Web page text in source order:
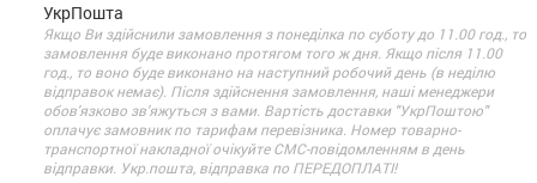
УкрПошта
Якщо Ви здійснили замовлення з понеділка по суботу до 11.00 год., то
замовлення буде виконано протягом того ж дня. Якщо після 11.00
год., то воно буде виконано на наступний робочий день (в неділю
відправок немає). Після здійснення замовлення, наші менеджери
обов'язково зв'яжуться з вами. Вартість доставки "УкрПоштою"
оплачує замовник по тарифам перевізника. Номер товарно-
транспортної накладної очікуйте СМС-повідомленням в день
відправки. Укр.пошта, відправка по ПЕРЕДОПЛАТІ!